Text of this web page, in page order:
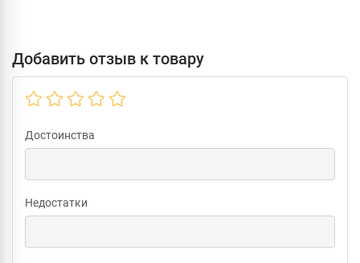
Добавить отзыв к товару
Достоинства
Недостатки